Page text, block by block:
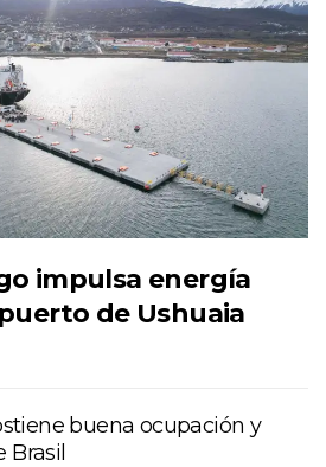
impulsa energía
de Ushuaia
buena ocupación y
Brasil